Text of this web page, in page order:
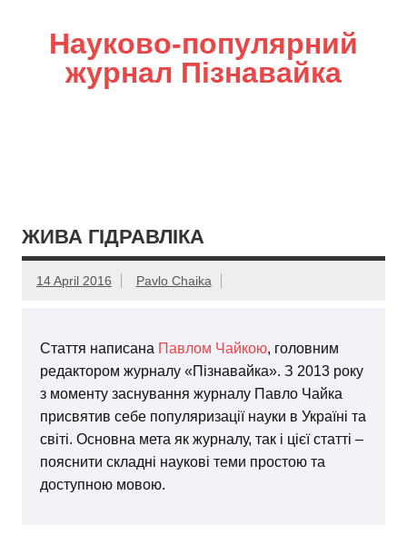
Науково-популярний
журнал Пізнавайка
ЖИВА ГІДРАВЛІКА
14 April 2016 Pavlo Chaika
Стаття написана Павлом Чайкою, головним
редактором журналу «Пізнавайка». З 2013 року
з моменту заснування журналу Павло Чайка
присвятив себе популяризації науки в Україні та
світі. Основна мета як журналу, так і цієї статті –
пояснити складні наукові теми простою та
доступною мовою.